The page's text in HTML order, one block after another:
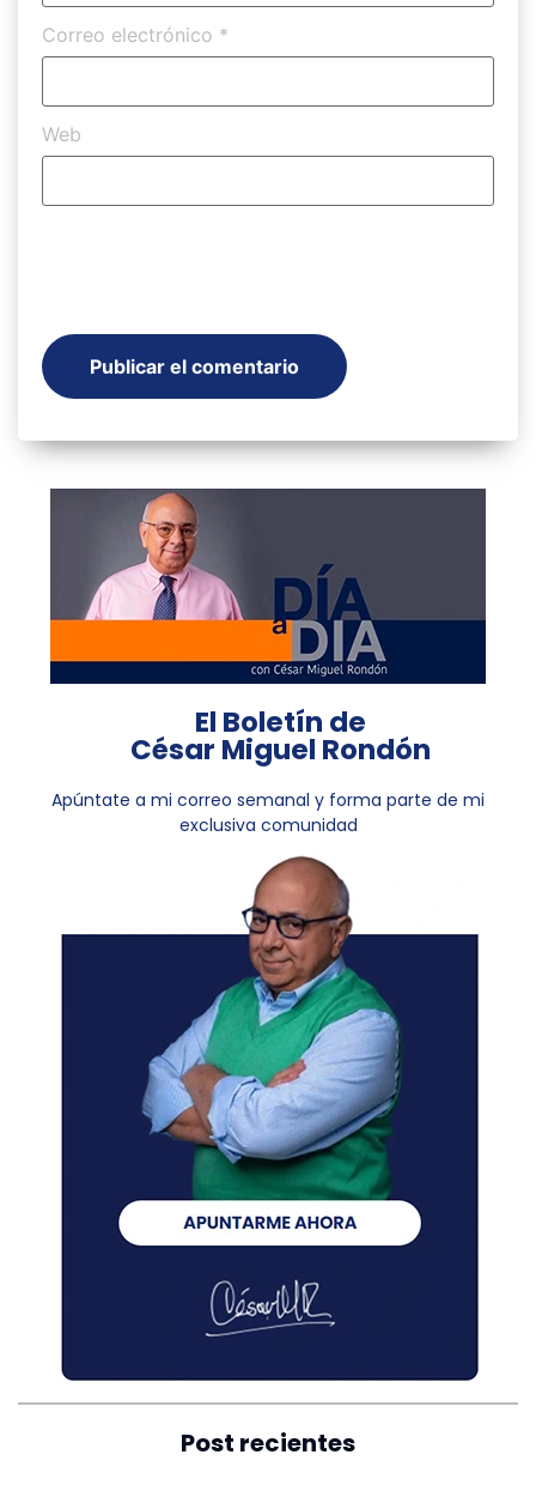
Correo electrónico *
Web
El Boletín de
César Miguel Rondón
Apúntate a mi correo semanal y forma parte de mi
exclusiva comunidad
Post recientes